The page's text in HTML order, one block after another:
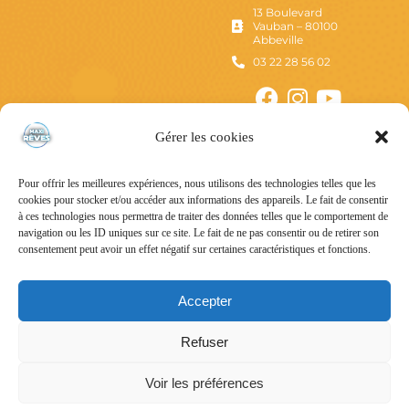
Gérer les cookies
Pour offrir les meilleures expériences, nous utilisons des technologies telles que les
cookies pour stocker et/ou accéder aux informations des appareils. Le fait de consentir
à ces technologies nous permettra de traiter des données telles que le comportement de
navigation ou les ID uniques sur ce site. Le fait de ne pas consentir ou de retirer son
consentement peut avoir un effet négatif sur certaines caractéristiques et fonctions.
Accepter
Refuser
Voir les préférences
13 Boulevard
Vauban – 80100
Abbeville
03 22 28 56 02